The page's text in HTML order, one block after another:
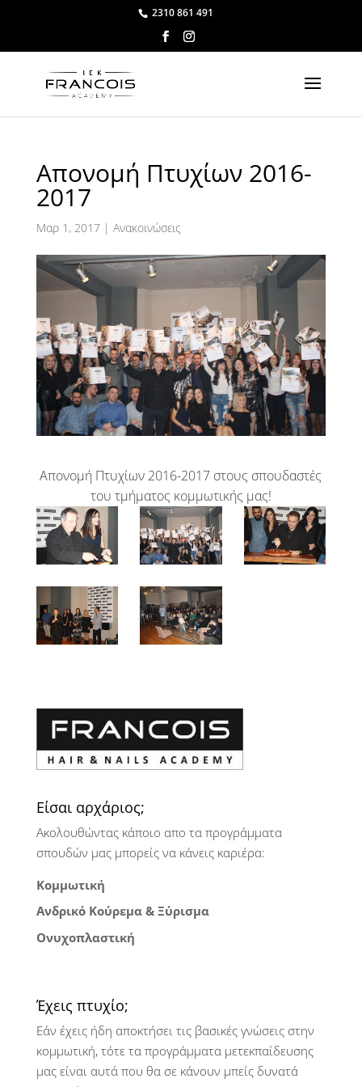
2310 861 491
Απονομή Πτυχίων 2016-
2017
Μαρ 1, 2017| Ανακοινώσεις
Απονομή Πτυχίων 2016-2017 στους σπουδαστές
του τμήματος κομμωτικής μας!
Είσαι αρχάριος;
Ακολουθώντας κάποιο απο τα προγράμματα
σπουδών μας μπορείς να κάνεις καριέρα:
Κομμωτική
Ανδρικό Κούρεμα & Ξύρισμα
Ονυχοπλαστική
Έχεις πτυχίο;
Εάν έχεις ήδη αποκτήσει τις βασικές γνώσεις στην
κομμωτική, τότε τα προγράμματα μετεκπαίδευσης
μας είναι αυτά που θα σε κάνουν μπείς δυνατά